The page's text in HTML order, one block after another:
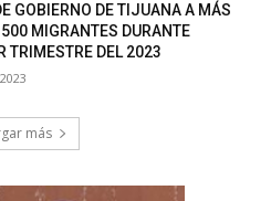
GOBIERNO DE TIJUANA A MÁS
500 MIGRANTES DURANTE
TRIMESTRE DEL 2023
más